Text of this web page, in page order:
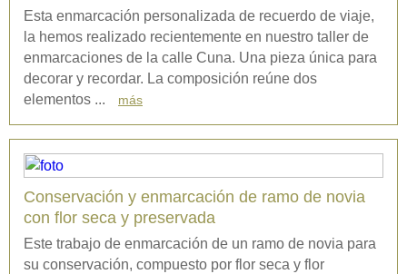
Esta enmarcación personalizada de recuerdo de viaje,
la hemos realizado recientemente en nuestro taller de
enmarcaciones de la calle Cuna. Una pieza única para
decorar y recordar. La composición reúne dos
elementos ...
más
Conservación y enmarcación de ramo de novia
con flor seca y preservada
Este trabajo de enmarcación de un ramo de novia para
su conservación, compuesto por flor seca y flor